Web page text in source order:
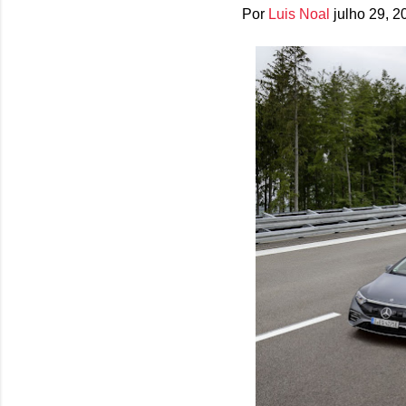
Por Luis Noal julho 29,